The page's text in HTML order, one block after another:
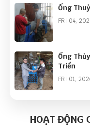
Ống
FRI 04,
Ống
Triển
FRI 01,
Cơ Hội
THU 01,
HOẠT ĐỘNG